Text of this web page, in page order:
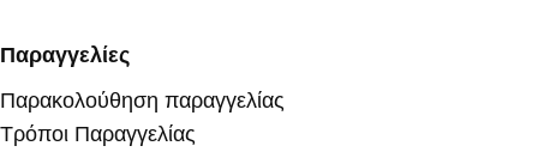
Παραγγελίες
Παρακολούθηση παραγγελίας
Τρόποι Παραγγελίας